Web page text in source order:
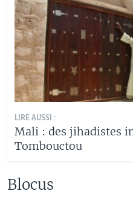
LIRE AUSSI :
Mali : des jihadistes
Tombouctou
Blocus